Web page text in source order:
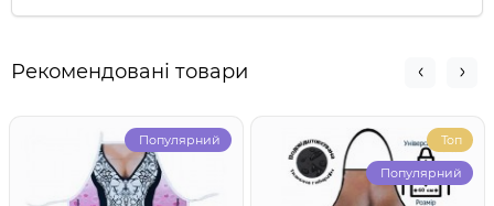
Рекомендовані товари
Популярний Топ
Популярний